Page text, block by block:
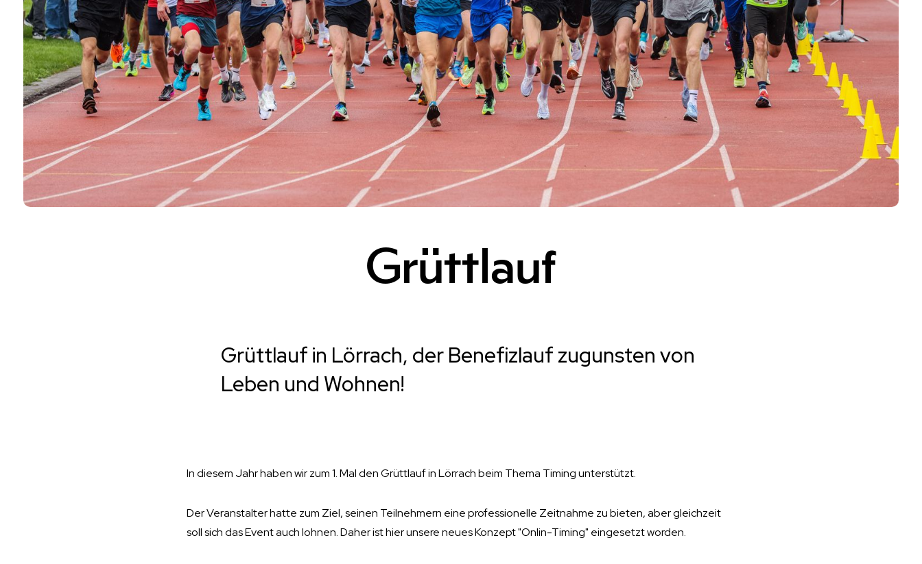
Grüttlauf
Grüttlauf in Lörrach, der Benefizlauf zugunsten von
Leben und Wohnen!
In diesem Jahr haben wir zum 1. Mal den Grüttlauf in Lörrach beim Thema Timing unterstützt.
Der Veranstalter hatte zum Ziel, seinen Teilnehmern eine professionelle Zeitnahme zu bieten, aber gleichzeit
soll sich das Event auch lohnen. Daher ist hier unsere neues Konzept "Onlin-Timing" eingesetzt worden.